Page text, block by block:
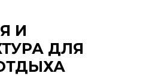
И
ДЛЯ